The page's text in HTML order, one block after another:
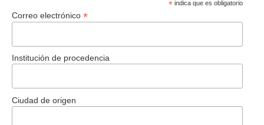
*indica que es obligatorio
Correo electrónico *
Institución de procedencia
Ciudad de origen